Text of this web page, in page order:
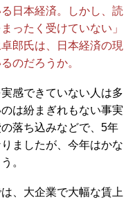
日本経済。しかし、読
ったく受けていない」
郎氏は、日本経済の現
のだろうか。
感できていない人は多
は紛まぎれもない事実
落ち込みなどで、5年
ましたが、今年はかな
。
、大企業で大幅な賃上